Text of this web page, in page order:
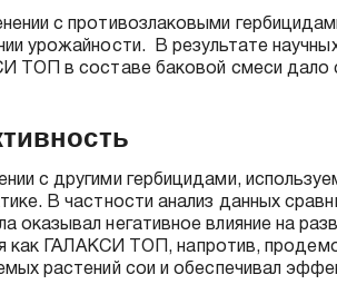
с противозлаковыми
урожайности. В результате
ТОП в составе баковой смеси дало
с другими гербицидами,
В частности анализ данных
оказывал негативное влияние на
как ГАЛАКСИ ТОП, напротив,
растений сои и обеспечивал